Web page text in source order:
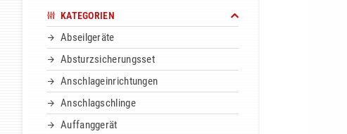
KATEGORIEN
Abseilgeräte
Absturzsicherungsset
Anschlageinrichtungen
Anschlagschlinge
Auffanggerät